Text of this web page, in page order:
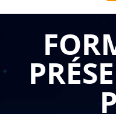
quotidiennement
une disponibilité
dossiers personnel, la
mise en œuvre des
aux réunions
amplifiée par les